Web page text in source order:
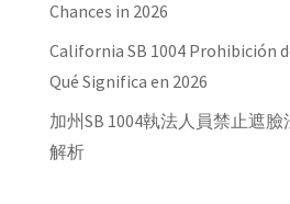
Chances in 2026
California SB 1004 Prohibición
Qué Significa en 2026
加州SB 1004執法人員禁止遮
解析